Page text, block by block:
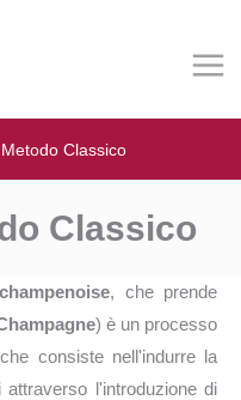
Classico
Classico
, che prende
) è un processo
consiste nell'indurre la
l'introduzione di